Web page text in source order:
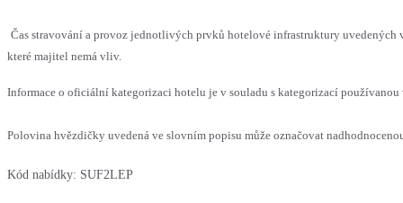
Čas stravování a provoz jednotlivých prvků hotelové infrastruktury uvedených
které majitel nemá vliv.
Informace o oficiální kategorizaci hotelu je v souladu s kategorizací
Polovina hvězdičky uvedená ve slovním popisu může označovat
Kód nabídky: SUF2LEP